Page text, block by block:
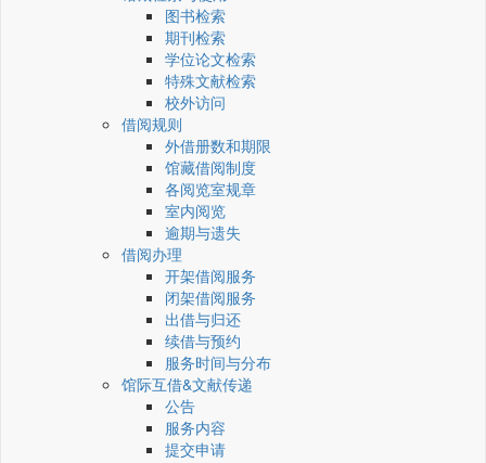
图书检索
期刊检索
学位论文检索
特殊文献检索
校外访问
借阅规则
外借册数和期限
馆藏借阅制度
各阅览室规章
室内阅览
逾期与遗失
借阅办理
开架借阅服务
闭架借阅服务
出借与归还
续借与预约
服务时间与分布
馆际互借&文献传递
公告
服务内容
提交申请